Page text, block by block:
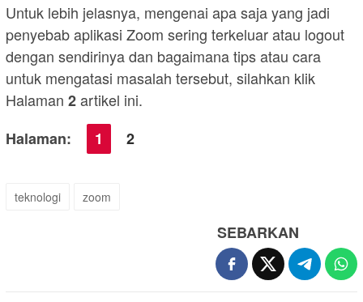
Untuk lebih jelasnya, mengenai apa saja yang jadi
penyebab aplikasi Zoom sering terkeluar atau logout
dengan sendirinya dan bagaimana tips atau cara
untuk mengatasi masalah tersebut, silahkan klik
Halaman 2artikel ini.
Halaman:
1 2
teknologi zoom
SEBARKAN